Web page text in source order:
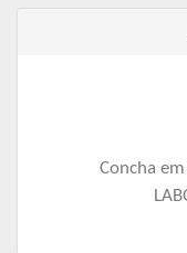
Concha